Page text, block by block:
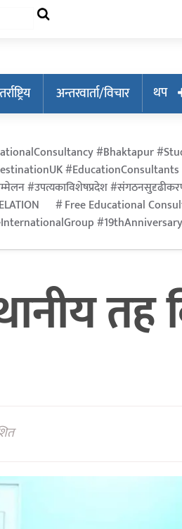
अन्तरवार्ता/विचार
थप
#Bhaktapur
#उपत्यकाविशेषप्रदेश
Free Educational
तह